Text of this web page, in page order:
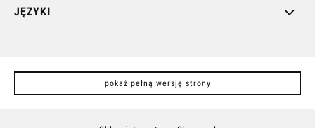
JĘZYKI
pokaż pełną wersję strony